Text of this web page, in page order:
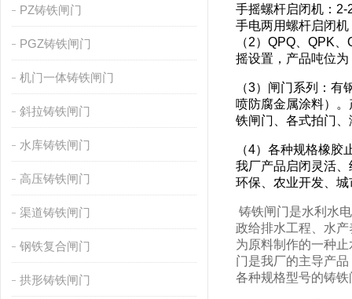
PZ铸铁闸门
PGZ铸铁闸门
机门一体铸铁闸门
斜拉铸铁闸门
水库铸铁闸门
高压铸铁闸门
渠道铸铁闸门
钢铁复合闸门
拱形铸铁闸门
手摇螺杆启闭机：2-
手电两用螺杆启闭
（2）QPQ、QPK
摇设置，产品吨位
（3）闸门系列：
喷防腐金属涂料）
铁闸门、各式拍门
（4）各种规格橡
我厂产品启闭灵活
环保、农业开发、
铸铁闸门是水利水
政给排水工程、水
为原料制作的一种
门是我厂的主导产
各种规格型号的铸